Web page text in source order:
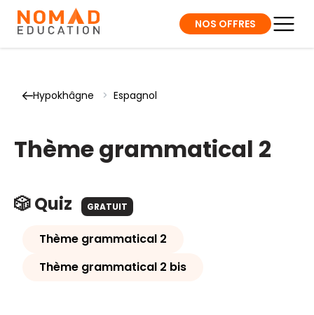
NOS OFFRES
Hypokhâgne > Espagnol
Thème grammatical 2
🎲 Quiz GRATUIT
Thème grammatical 2
Thème grammatical 2 bis